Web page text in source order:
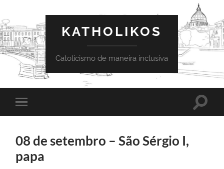
KATHOLIKOS
Catolicismo de maneira inclusiva
Toggle
mobile
Toggle
08 de setembro – São Sérgio I,
papa